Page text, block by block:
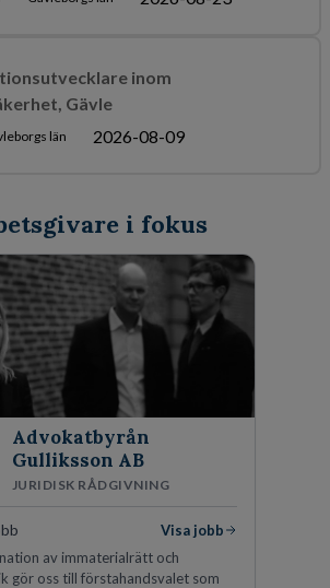
inom
Gävle
län 2026-08-09
i fokus
Advokatbyrån
Gulliksson AB
JURIDISK RÅDGIVNING
Visa jobb
av immaterialrätt och
gör oss till förstahandsvalet som